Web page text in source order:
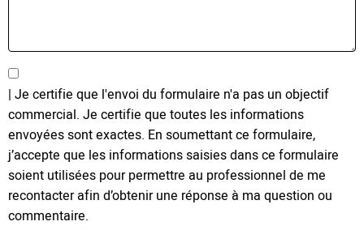
| Je certifie que l'envoi du formulaire n'a pas un objectif
commercial. Je certifie que toutes les informations
envoyées sont exactes. En soumettant ce formulaire,
j’accepte que les informations saisies dans ce formulaire
soient utilisées pour permettre au professionnel de me
recontacter afin d’obtenir une réponse à ma question ou
commentaire.